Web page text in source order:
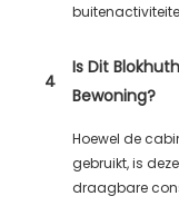
4
Is Dit
Bewoning?
Hoewel de
gebruikt, is
draagbare